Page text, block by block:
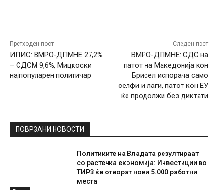
Претходен пост
ИПИС: ВМРО-ДПМНЕ 27,2%
– СДСМ 9,6%, Мицкоски
најпопуларен политичар
Следен пост
ВМРО-ДПМНЕ: СДС на
патот на Македонија кон
Брисел испорача само
селфи и лаги, патот кон ЕУ
ќе продолжи без диктати
ПОВРЗАНИ НОВОСТИ
Политиките на Владата резултираат
со растечка економија: Инвестиции во
ТИРЗ ќе отворат нови 5.000 работни
места